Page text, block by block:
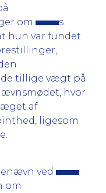
om
s
hun var fundet
tillige vægt på
hvor
af
ligesom
ved
om